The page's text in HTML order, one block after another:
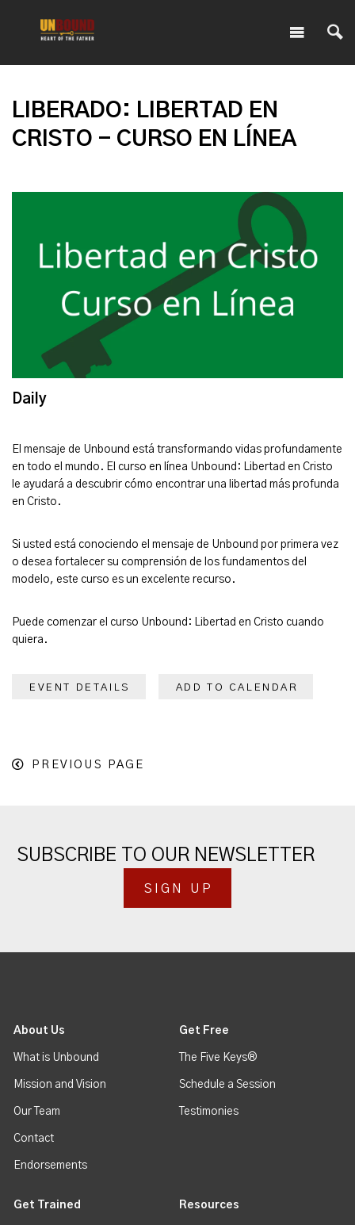
LIBERADO: LIBERTAD EN
CRISTO - CURSO EN LÍNEA
Daily
El mensaje de Unbound está transformando vidas profundamente
en todo el mundo. El curso en línea Unbound: Libertad en Cristo
le ayudará a descubrir cómo encontrar una libertad más profunda
en Cristo.
Si usted está conociendo el mensaje de Unbound por primera vez
o desea fortalecer su comprensión de los fundamentos del
modelo, este curso es un excelente recurso.
Puede comenzar el curso Unbound: Libertad en Cristo cuando
quiera.
EVENT DETAILS ADD TO CALENDAR
PREVIOUS PAGE
SUBSCRIBE TO OUR NEWSLETTER
SIGN UP
About Us
What is Unbound
Mission and Vision
Our Team
Contact
Endorsements
Get Free
The Five Keys®
Schedule a Session
Testimonies
Get Trained Resources